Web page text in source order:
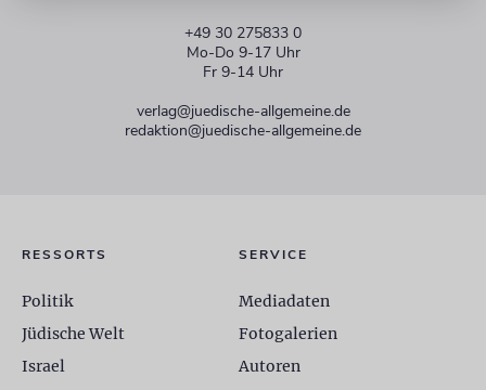
+49 30 275833 0
Mo-Do 9-17 Uhr
Fr 9-14 Uhr
verlag@juedische-allgemeine.de
redaktion@juedische-allgemeine.de
RESSORTS
Politik
Jüdische Welt
Israel
SERVICE
Mediadaten
Fotogalerien
Autoren